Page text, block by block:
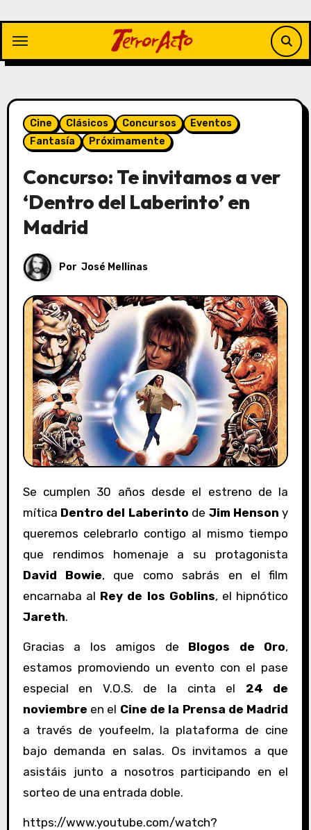
contenido
Cine Clásicos Concursos
Eventos
Fantasía
Próximamente
Concurso: Te invitamos a ver
‘Dentro del Laberinto’ en
Madrid
Por José Mellinas
Se cumplen 30 años desde el estreno de la
mítica Dentro del Laberinto de Jim Henson y
queremos celebrarlo contigo al mismo tiempo
que rendimos homenaje a su protagonista
David Bowie, que como sabrás en el film
encarnaba al Rey de los Goblins, el hipnótico
Jareth.
Gracias a los amigos de Blogos de Oro,
estamos promoviendo un evento con el pase
especial en V.O.S. de la cinta el 24 de
noviembre en el Cine de la Prensa de Madrid
a través de youfeelm, la plataforma de cine
bajo demanda en salas. Os invitamos a que
asistáis junto a nosotros participando en el
sorteo de una entrada doble.
https://www.youtube.com/watch?